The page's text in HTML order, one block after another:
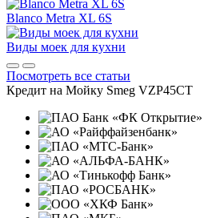
Blanco Metra XL 6S
Виды моек для кухни
Посмотреть все статьи
Кредит на Мойку Smeg VZP45CT